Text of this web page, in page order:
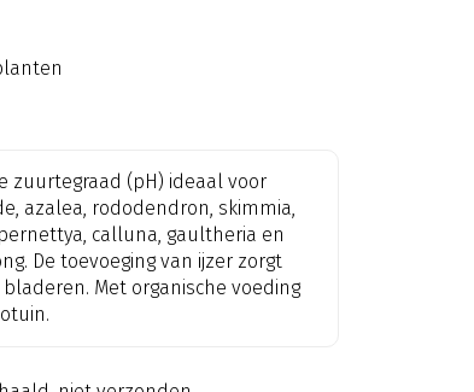
zuurtegraad (pH) ideaal voor
azalea, rododendron, skimmia,
calluna, gaultheria en
De toevoeging van ijzer zorgt
Met organische voeding